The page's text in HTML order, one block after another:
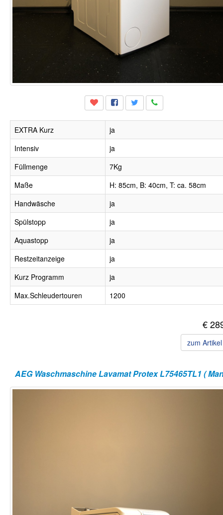
EXTRA Kurz
ja
Intensiv
ja
Füllmenge
7Kg
Maße
H: 85cm, B: 40cm, T: ca. 58cm
Handwäsche
ja
Spülstopp
ja
Aquastopp
ja
Restzeitanzeige
ja
Kurz Programm
ja
Max.Schleudertouren
1200
€
zum